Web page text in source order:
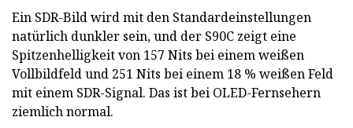
Ein SDR-Bild wird mit den Standardeinstellungen
natürlich dunkler sein, und der S90C zeigt eine
Spitzenhelligkeit von 157 Nits bei einem weißen
Vollbildfeld und 251 Nits bei einem 18 % weißen Feld
mit einem SDR-Signal. Das ist bei OLED-Fernsehern
ziemlich normal.